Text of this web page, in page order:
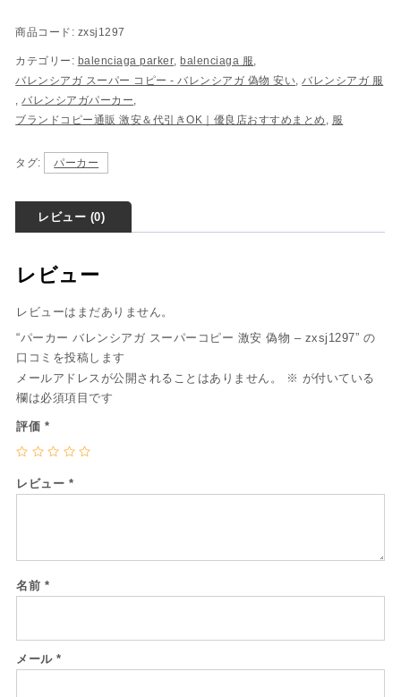
商品コード: zxsj1297
カテゴリー: balenciaga parker, balenciaga 服,
バレンシアガ スーパー コピー​ - バレンシアガ 偽物​ 安い​,バレンシアガ 服
,バレンシアガパーカー,
ブランドコピー通販 激安＆代引きOK｜優良店おすすめまとめ , 服
タグ: パーカー
レビュー (0)
レビュー
レビューはまだありません。
“パーカー バレンシアガ スーパーコピー 激安 偽物 – zxsj1297” の
口コミを投稿します
メールアドレスが公開されることはありません。
※ が付いている
欄は必須項目です
評価 *
レビュー *
名前 *
メール*